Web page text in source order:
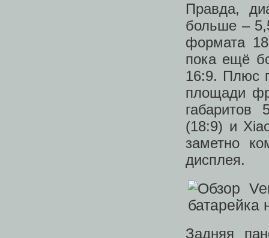
Правда,
больше –
формата
пока ещё
16:9. Плюс
площади
(18:9) и
заметно
дисплея.
Задняя